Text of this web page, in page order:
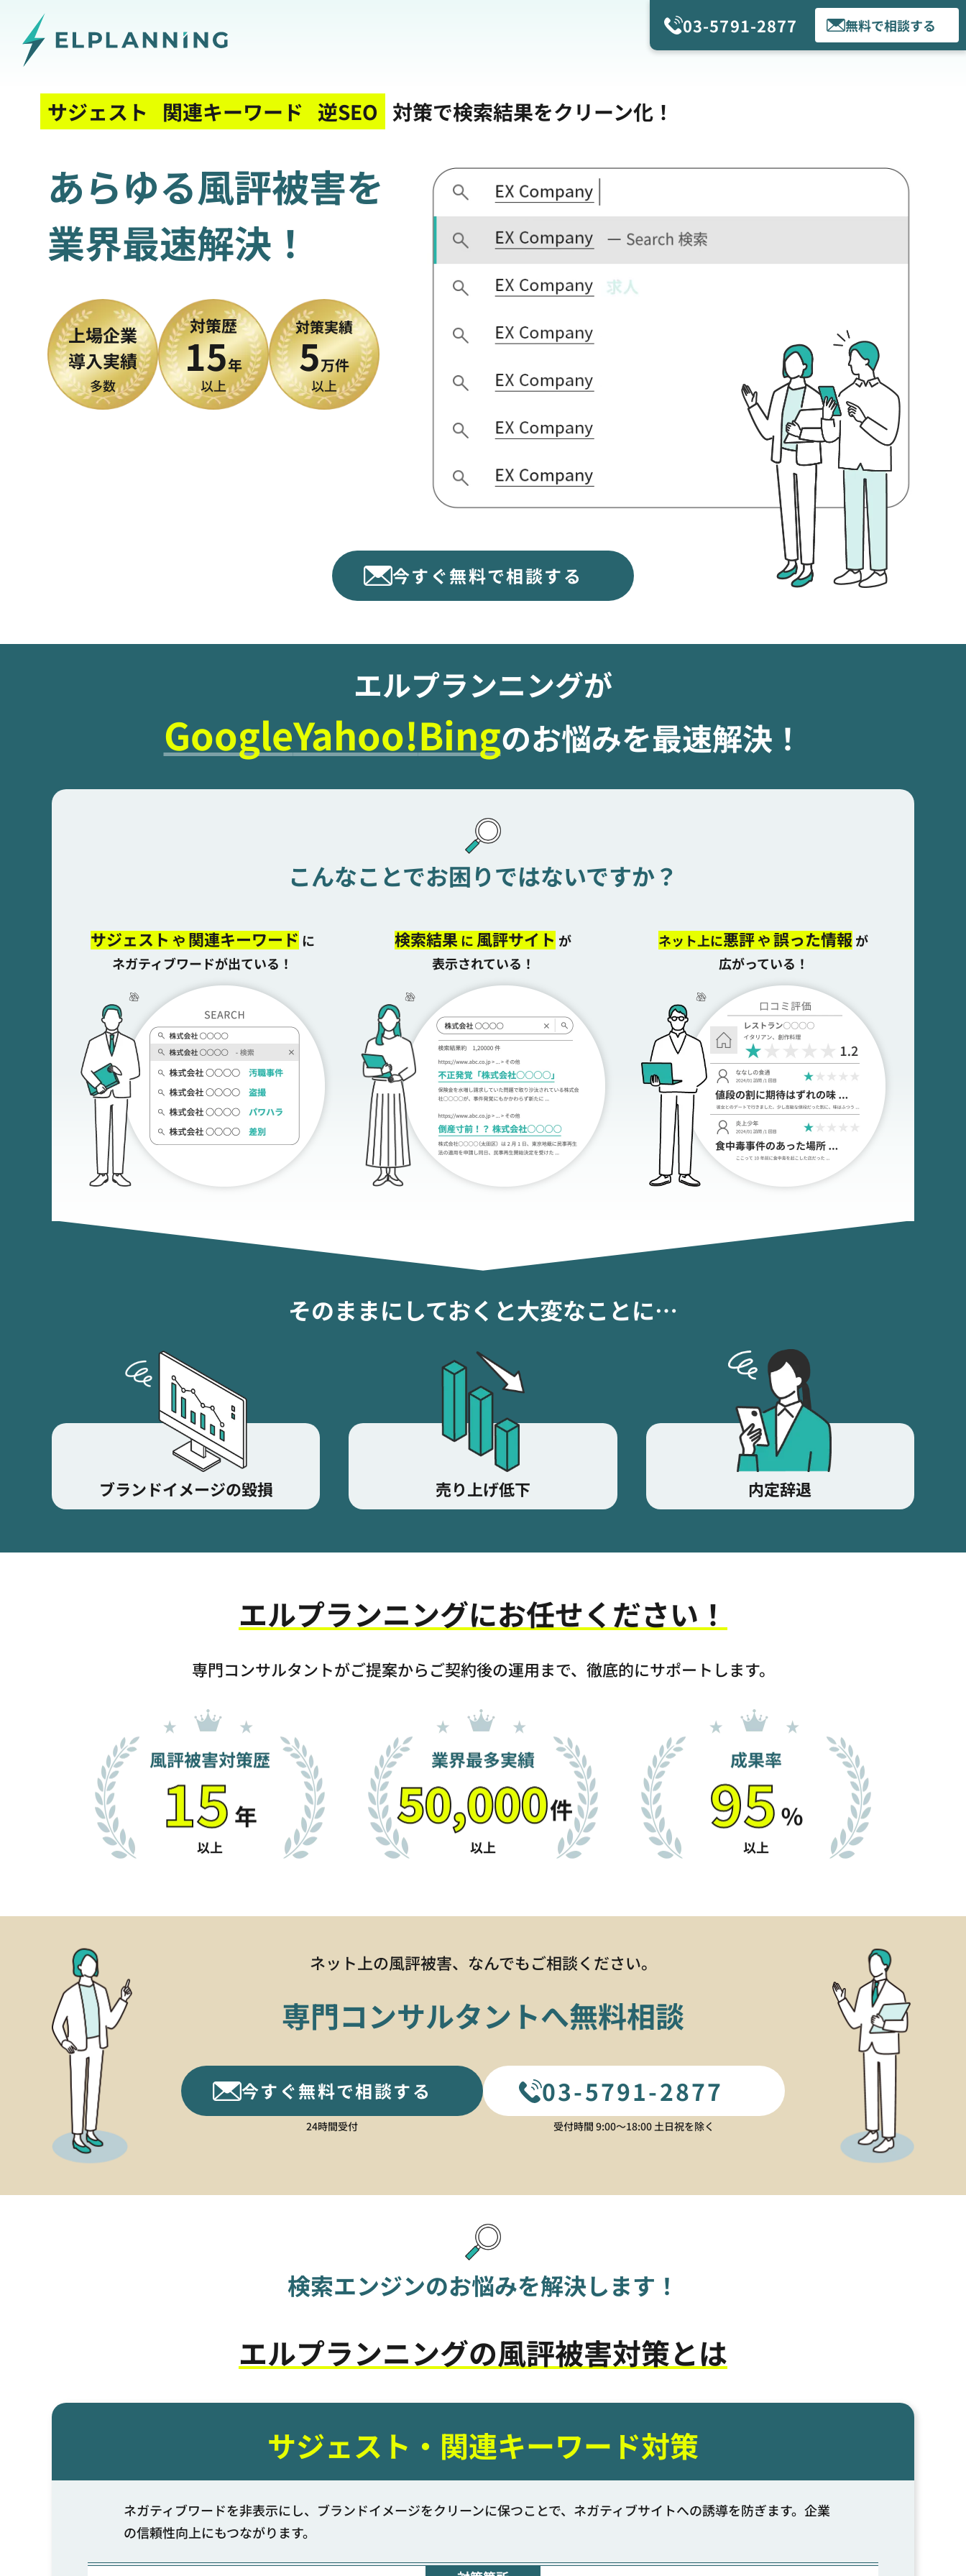
03-5791-2877 無料で相談する
サジェスト 関連キーワード 逆SEO 対策で検索結果をクリーン化！
あらゆる風評被害を
業界最速解決！
上場企業
導入実績
多数
対策歴
15年
以上
対策実績
5万件
以上
今すぐ無料で相談する
エルプランニングが
GoogleYahoo!Bingのお悩みを最速解決！
こんなことでお困りではないですか？
サジェストや関連キーワードに
ネガティブワードが出ている！
検索結果に風評サイトが
表示されている！
ネット上に悪評や誤った情報が
広がっている！
そのままにしておくと大変なことに…
ブランドイメージの毀損 売り上げ低下 内定辞退
エルプランニングにお任せください！
専門コンサルタントがご提案からご契約後の運用まで、徹底的にサポートします。
ネット上の風評被害、 なんでもご相談ください。
専門コンサルタントへ無料相談
今すぐ無料で相談する
24時間受付
03-5791-2877
受付時間 9:00〜18:00 土日祝を除く
検索エンジンのお悩みを解決します！
エルプランニングの風評被害対策とは
サジェスト・関連キーワード対策
ネガティブワードを非表示にし、ブランドイメージをクリーンに保つことで、ネガティブサイトへの誘導を防ぎます。企業
の信頼性向上にもつながります。